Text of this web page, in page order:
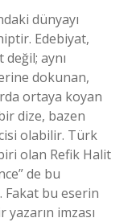
dünyayı
Edebiyat,
değil; aynı
dokunan,
ortaya koyan
dize, bazen
olabilir. Türk
olan Refik Halit
de bu
bu eserin
yazarın imzası